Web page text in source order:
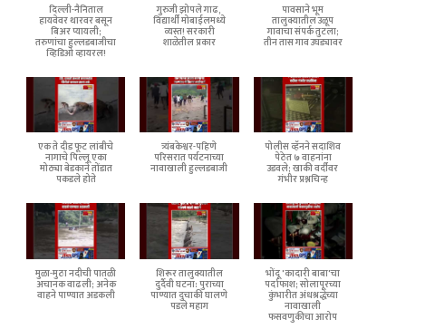
दिल्ली-नैनिताल
हायवेवर थारवर बसून
बिअर प्यायली;
तरुणांचा हुल्लडबाजीचा
व्हिडिओ व्हायरल!
गुरुजी झोपले गाढ,
विद्यार्थी मोबाईलमध्ये
व्यस्त! सरकारी
शाळेतील प्रकार
पावसाने भूम
तालुक्यातील उळूप
गावाचा संपर्क तुटला;
तीन तास गाव उघड्यावर
एक ते दीड फूट लांबीचे
नागाचे पिल्लू एका
मोठ्या बेडकाने तोंडात
पकडले होते
त्र्यंबकेश्वर-पहिणे
परिसरात पर्यटनाच्या
नावाखाली हुल्लडबाजी
पोलीस व्हॅनने सदाशिव
पेठेत ७ वाहनांना
उडवले; खाकी वर्दीवर
गंभीर प्रश्नचिन्ह
मुळा-मुठा नदीची पातळी
अचानक वाढली; अनेक
वाहने पाण्यात अडकली
शिरूर तालुक्यातील
दुर्दैवी घटना: पुराच्या
पाण्यात दुचाकी घालणे
पडले महाग
भोंदू 'कादारी बाबा'चा
पर्दाफाश; सोलापूरच्या
कुंभारीत अंधश्रद्धेच्या
नावाखाली
फसवणुकीचा आरोप